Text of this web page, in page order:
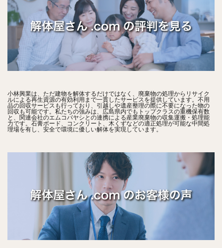
小林興業は、ただ建物を解体するだけではなく、廃棄物の処理からリサイク
ルによる再生資源の有効利用まで一貫したサービスを提供しています。不用
品の回収サービスも行っており、引越しや遺産整理の際に不要になった物の
回収も可能です。私たちの強みは、広島県内でもトップクラスの重機保有数
と、関連会社のエムコバヤシとの連携による産業廃棄物の収集運搬・処理能
力です。石膏ボード、コンクリート、木くずなどの適正処理が可能な中間処
理場を有し、安全で環境に優しい解体を実現しています。